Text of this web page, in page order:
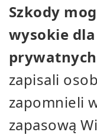
Szkody
wysokie
prywatnych
zapisali
zapomnieli
zapasową